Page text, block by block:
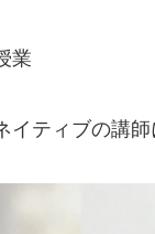
業
イティブの講